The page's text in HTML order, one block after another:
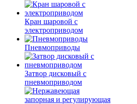
Кран шаровой с
электроприводом
Пневмоприводы
Затвор дисковый с
пневмоприводом